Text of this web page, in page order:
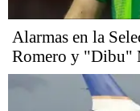
Alarmas en la
Romero y "Dibu"